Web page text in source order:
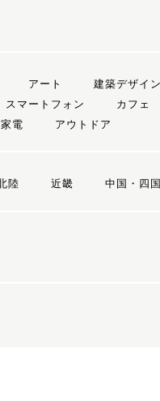
アート 建築デザイン
スマートフォン カフェ
家電 アウトドア
陸 近畿 中国・四国